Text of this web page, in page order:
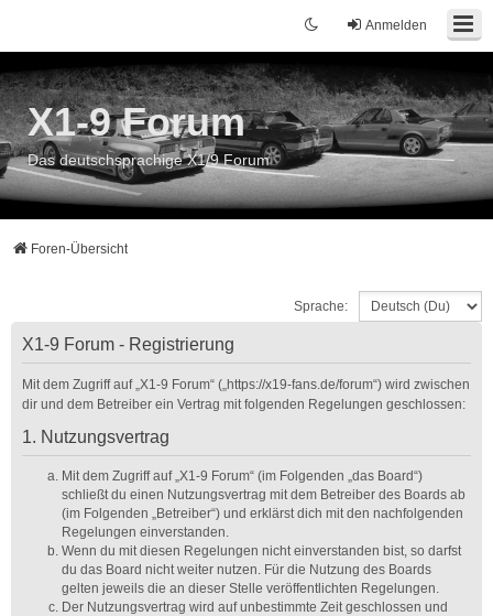
Anmelden
X1-9 Forum
Das deutschsprachige X1/9 Forum
Foren-Übersicht
Sprache:
X1-9 Forum - Registrierung
Mit dem Zugriff auf „X1-9 Forum“ („https://x19-fans.de/forum“) wird zwischen
dir und dem Betreiber ein Vertrag mit folgenden Regelungen geschlossen:
1. Nutzungsvertrag
Mit dem Zugriff auf „X1-9 Forum“ (im Folgenden „das Board“)
schließt du einen Nutzungsvertrag mit dem Betreiber des Boards ab
(im Folgenden „Betreiber“) und erklärst dich mit den nachfolgenden
Regelungen einverstanden.
Wenn du mit diesen Regelungen nicht einverstanden bist, so darfst
du das Board nicht weiter nutzen. Für die Nutzung des Boards
gelten jeweils die an dieser Stelle veröffentlichten Regelungen.
Der Nutzungsvertrag wird auf unbestimmte Zeit geschlossen und